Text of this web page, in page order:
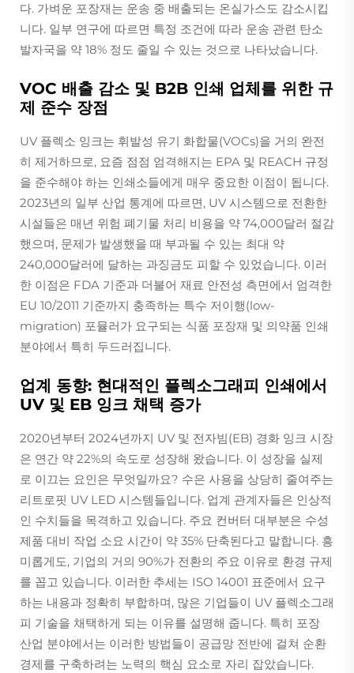
다. 가벼운 포장재는 운송 중 배출되는 온실가스도 감소시킵
니다. 일부 연구에 따르면 특정 조건에 따라 운송 관련 탄소
발자국을 약 18% 정도 줄일 수 있는 것으로 나타났습니다.
VOC 배출 감소 및 B2B 인쇄 업체를 위한 규
제 준수 장점
UV 플렉소 잉크는 휘발성 유기 화합물(VOCs)을 거의 완전
히 제거하므로, 요즘 점점 엄격해지는 EPA 및 REACH 규정
을 준수해야 하는 인쇄소들에게 매우 중요한 이점이 됩니다.
2023년의 일부 산업 통계에 따르면, UV 시스템으로 전환한
시설들은 매년 위험 폐기물 처리 비용을 약 74,000달러 절감
했으며, 문제가 발생했을 때 부과될 수 있는 최대 약
240,000달러에 달하는 과징금도 피할 수 있었습니다. 이러
한 이점은 FDA 기준과 더불어 재료 안전성 측면에서 엄격한
EU 10/2011 기준까지 충족하는 특수 저이행(low-
migration) 포뮬러가 요구되는 식품 포장재 및 의약품 인쇄
분야에서 특히 두드러집니다.
업계 동향: 현대적인 플렉소그래피 인쇄에서
UV 및 EB 잉크 채택 증가
2020년부터 2024년까지 UV 및 전자빔(EB) 경화 잉크 시장
은 연간 약 22%의 속도로 성장해 왔습니다. 이 성장을 실제
로 이끄는 요인은 무엇일까요? 수은 사용을 상당히 줄여주는
리트로핏 UV LED 시스템들입니다. 업계 관계자들은 인상적
인 수치들을 목격하고 있습니다. 주요 컨버터 대부분은 수성
제품 대비 작업 소요 시간이 약 35% 단축된다고 말합니다. 흥
미롭게도, 기업의 거의 90%가 전환의 주요 이유로 환경 규제
를 꼽고 있습니다. 이러한 추세는 ISO 14001 표준에서 요구
하는 내용과 정확히 부합하며, 많은 기업들이 UV 플렉소그래
피 기술을 채택하게 되는 이유를 설명해 줍니다. 특히 포장
산업 분야에서는 이러한 방법들이 공급망 전반에 걸쳐 순환
경제를 구축하려는 노력의 핵심 요소로 자리 잡았습니다.